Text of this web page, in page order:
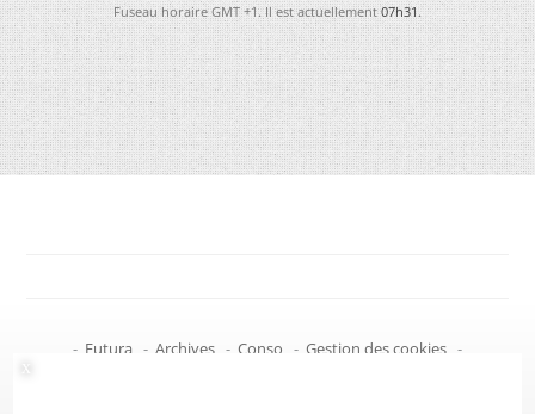
Fuseau horaire GMT +1. Il est actuellement07h31.
- Futura - Archives - Conso - Gestion des cookies -